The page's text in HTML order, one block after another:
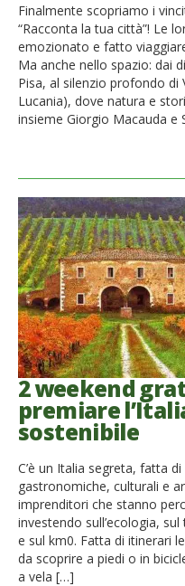
Finalmente scopriamo i
“Racconta la tua città”! Le
emozionato e fatto
Ma anche nello spazio: dai
Pisa, al silenzio profondo di
Lucania), dove natura e
insieme Giorgio Macauda e
2 weekend
premiare
sostenibile
C’è un Italia segreta, fatta
gastronomiche, culturali e
imprenditori che stanno
investendo sull’ecologia,
e sul km0. Fatta di itinerari
da scoprire a piedi o in
a vela […]